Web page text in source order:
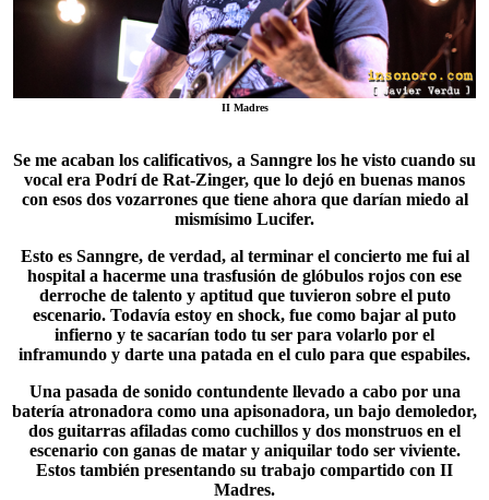
II Madres
Se me acaban los calificativos, a Sanngre los he visto cuando su
vocal era Podrí de Rat-Zinger, que lo dejó en buenas manos
con esos dos vozarrones que tiene ahora que darían miedo al
mismísimo Lucifer.
Esto es Sanngre, de verdad, al terminar el concierto me fui al
hospital a hacerme una trasfusión de glóbulos rojos con ese
derroche de talento y aptitud que tuvieron sobre el puto
escenario. Todavía estoy en shock, fue como bajar al puto
infierno y te sacarían todo tu ser para volarlo por el
inframundo y darte una patada en el culo para que espabiles.
Una pasada de sonido contundente llevado a cabo por una
batería atronadora como una apisonadora, un bajo demoledor,
dos guitarras afiladas como cuchillos y dos monstruos en el
escenario con ganas de matar y aniquilar todo ser viviente.
Estos también presentando su trabajo compartido con II
Madres.